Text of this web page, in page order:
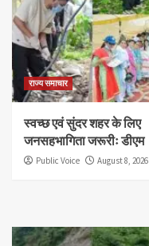
राज्य समाचार
स्वच्छ एवं सुंदर शहर के लिए
जनसहभागिता जरूरीः डीएम
Public Voice August 8, 2026